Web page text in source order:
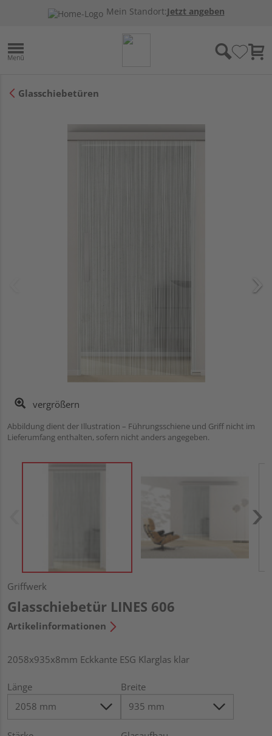
Mein Standort:Jetzt angeben
Glasschiebetüren
vergrößern
Abbildung dient der Illustration – Führungsschiene und Griff nicht im
Lieferumfang enthalten, sofern nicht anders angegeben.
Griffwerk
Glasschiebetür LINES 606
Artikelinformationen
2058x935x8mm Eckkante ESG Klarglas klar
Länge Breite